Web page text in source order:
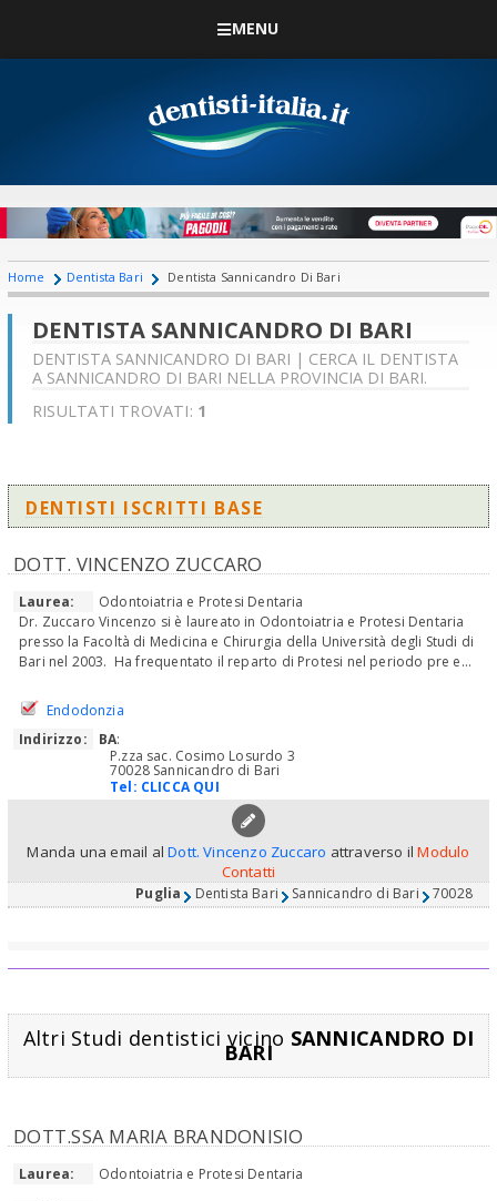
MENU
Home Dentista Bari Dentista Sannicandro Di Bari
DENTISTA SANNICANDRO DI BARI
DENTISTA SANNICANDRO DI BARI | CERCA IL DENTISTA
A SANNICANDRO DI BARI NELLA PROVINCIA DI BARI.
RISULTATI TROVATI: 1
DENTISTI ISCRITTI BASE
DOTT. VINCENZO ZUCCARO
Laurea:
Odontoiatria e Protesi Dentaria
Dr. Zuccaro Vincenzo si è laureato in Odontoiatria e Protesi Dentaria
presso la Facoltà di Medicina e Chirurgia della Università degli Studi di
Bari nel 2003. Ha frequentato il reparto di Protesi nel periodo pre e...
Endodonzia
Indirizzo:
BA:
P.zza sac. Cosimo Losurdo 3
70028 Sannicandro di Bari
Tel: CLICCA QUI
Manda una email alDott. Vincenzo Zuccaro attraverso ilModulo
Contatti
Puglia Dentista Bari Sannicandro di Bari 70028
Altri Studi dentistici vicino SANNICANDRO DI
BARI
DOTT.SSA MARIA BRANDONISIO
Laurea:
Odontoiatria e Protesi Dentaria